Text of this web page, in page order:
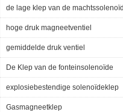
de lage klep van de
hoge druk magneetventiel
gemiddelde druk ventiel
De Klep van de fonteinsolenoïde
explosiebestendige solenoïdeklep
Gasmagneetklep